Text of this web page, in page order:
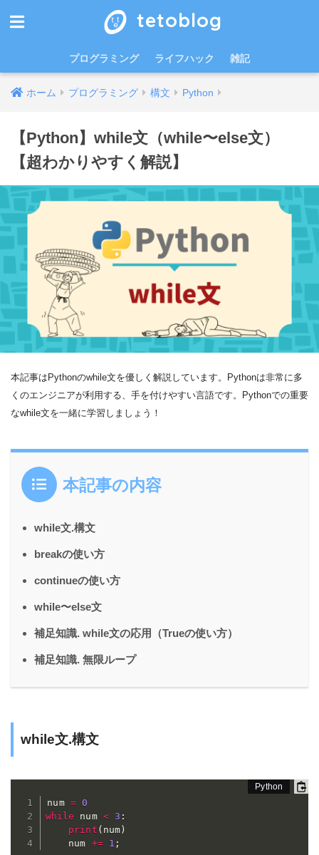
tetoblog
プログラミング ライフハック 雑記
ホーム プログラミング 構文 Python
【Python】while文（while〜else文）
【超わかりやすく解説】
本記事はPythonのwhile文を優しく解説しています。Pythonは非常に多
くのエンジニアが利用する、手を付けやすい言語です。Pythonでの重要
なwhile文を一緒に学習しましょう！
本記事の内容
while文.構文
breakの使い方
continueの使い方
while〜else文
補足知識. while文の応用（Trueの使い方）
補足知識. 無限ループ
while文.構文
num = 0
while num < 3 :
print ( num)
    num
+= 1 ;